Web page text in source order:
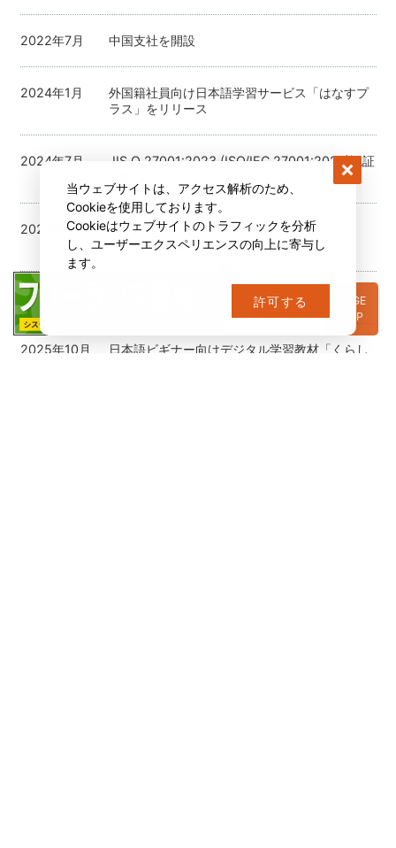
2022年7月 中国支社を開設
2024年1月
外国籍社員向け日本語学習サービス「はなすプ
ラス」をリリース
2024年7月
JIS Q 27001:2023 (ISO/IEC 27001:2022)認証
2024年12月
インバウンド旅行者向け地域観光サイト
「ANABA JAPAN」をリリース
2025年7月
2025年10月
日本語ビギナー向けデジタル学習教材「くらし
当ウェブサイトは、アクセス解析のため、
Cookieを使用しております。
Cookieはウェブサイトのトラフィックを分析
し、ユーザーエクスペリエンスの向上に寄与し
ます。
許可する
PAGE
TOP